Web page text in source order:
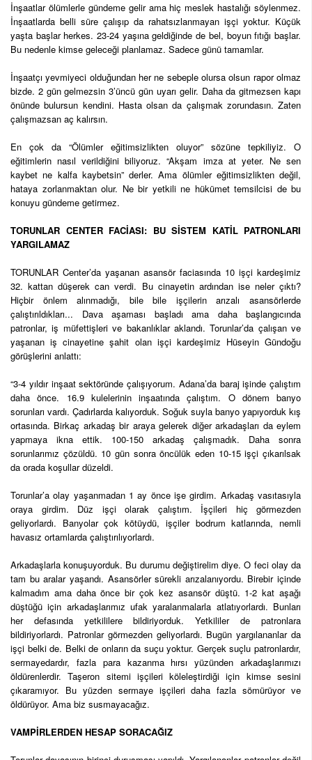
İnşaatlar ölümlerle gündeme gelir ama hiç meslek hastalığı söylenmez.
İnşaatlarda belli süre çalışıp da rahatsızlanmayan işçi yoktur. Küçük
yaşta başlar herkes. 23-24 yaşına geldiğinde de bel, boyun fıtığı başlar.
Bu nedenle kimse geleceği planlamaz. Sadece günü tamamlar.
İnşaatçı yevmiyeci olduğundan her ne sebeple olursa olsun rapor olmaz
bizde. 2 gün gelmezsin 3’üncü gün uyarı gelir. Daha da gitmezsen kapı
önünde bulursun kendini. Hasta olsan da çalışmak zorundasın. Zaten
çalışmazsan aç kalırsın.
En çok da “Ölümler eğitimsizlikten oluyor” sözüne tepkiliyiz. O
eğitimlerin nasıl verildiğini biliyoruz. “Akşam imza at yeter. Ne sen
kaybet ne kalfa kaybetsin” derler. Ama ölümler eğitimsizlikten değil,
hataya zorlanmaktan olur. Ne bir yetkili ne hükümet temsilcisi de bu
konuyu gündeme getirmez.
TORUNLAR CENTER FACİASI: BU SİSTEM KATİL PATRONLARI
YARGILAMAZ
TORUNLAR Center’da yaşanan asansör faciasında 10 işçi kardeşimiz
32. kattan düşerek can verdi. Bu cinayetin ardından ise neler çıktı?
Hiçbir önlem alınmadığı, bile bile işçilerin arızalı asansörlerde
çalıştırıldıkları... Dava aşaması başladı ama daha başlangıcında
patronlar, iş müfettişleri ve bakanlıklar aklandı. Torunlar’da çalışan ve
yaşanan iş cinayetine şahit olan işçi kardeşimiz Hüseyin Gündoğu
görüşlerini anlattı:
“3-4 yıldır inşaat sektöründe çalışıyorum. Adana’da baraj işinde çalıştım
daha önce. 16.9 kulelerinin inşaatında çalıştım. O dönem banyo
sorunları vardı. Çadırlarda kalıyorduk. Soğuk suyla banyo yapıyorduk kış
ortasında. Birkaç arkadaş bir araya gelerek diğer arkadaşları da eylem
yapmaya ikna ettik. 100-150 arkadaş çalışmadık. Daha sonra
sorunlarımız çözüldü. 10 gün sonra öncülük eden 10-15 işçi çıkarılsak
da orada koşullar düzeldi.
Torunlar’a olay yaşanmadan 1 ay önce işe girdim. Arkadaş vasıtasıyla
oraya girdim. Düz işçi olarak çalıştım. İşçileri hiç görmezden
geliyorlardı. Banyolar çok kötüydü, işçiler bodrum katlarında, nemli
havasız ortamlarda çalıştırılıyorlardı.
Arkadaşlarla konuşuyorduk. Bu durumu değiştirelim diye. O feci olay da
tam bu aralar yaşandı. Asansörler sürekli arızalanıyordu. Birebir içinde
kalmadım ama daha önce bir çok kez asansör düştü. 1-2 kat aşağı
düştüğü için arkadaşlarımız ufak yaralanmalarla atlatıyorlardı. Bunları
her defasında yetkililere bildiriyorduk. Yetkililer de patronlara
bildiriyorlardı. Patronlar görmezden geliyorlardı. Bugün yargılananlar da
işçi belki de. Belki de onların da suçu yoktur. Gerçek suçlu patronlardır,
sermayedardır, fazla para kazanma hırsı yüzünden arkadaşlarımızı
öldürenlerdir. Taşeron sitemi işçileri köleleştirdiği için kimse sesini
çıkaramıyor. Bu yüzden sermaye işçileri daha fazla sömürüyor ve
öldürüyor. Ama biz susmayacağız.
VAMPİRLERDEN HESAP SORACAĞIZ